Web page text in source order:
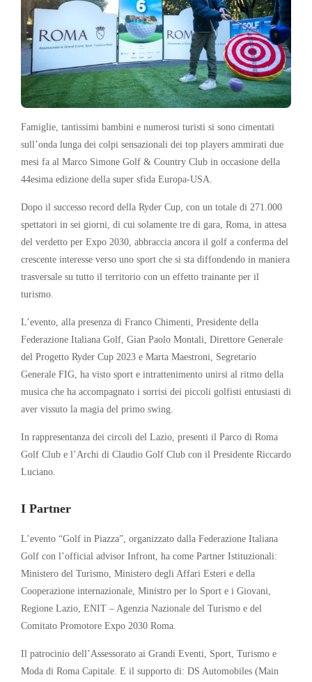
Famiglie, tantissimi bambini e numerosi turisti si sono cimentati
sull’onda lunga dei colpi sensazionali dei top players ammirati due
mesi fa al Marco Simone Golf & Country Club in occasione della
44esima edizione della super sfida Europa-USA.
Dopo il successo record della Ryder Cup, con un totale di 271.000
spettatori in sei giorni, di cui solamente tre di gara, Roma, in attesa
del verdetto per Expo 2030, abbraccia ancora il golf a conferma del
crescente interesse verso uno sport che si sta diffondendo in maniera
trasversale su tutto il territorio con un effetto trainante per il
turismo.
L’evento, alla presenza di Franco Chimenti, Presidente della
Federazione Italiana Golf, Gian Paolo Montali, Direttore Generale
del Progetto Ryder Cup 2023 e Marta Maestroni, Segretario
Generale FIG, ha visto sport e intrattenimento unirsi al ritmo della
musica che ha accompagnato i sorrisi dei piccoli golfisti entusiasti di
aver vissuto la magia del primo swing.
In rappresentanza dei circoli del Lazio, presenti il Parco di Roma
Golf Club e l’Archi di Claudio Golf Club con il Presidente Riccardo
Luciano.
I Partner
L’evento “Golf in Piazza”, organizzato dalla Federazione Italiana
Golf con l’official advisor Infront, ha come Partner Istituzionali:
Ministero del Turismo, Ministero degli Affari Esteri e della
Cooperazione internazionale, Ministro per lo Sport e i Giovani,
Regione Lazio, ENIT – Agenzia Nazionale del Turismo e del
Comitato Promotore Expo 2030 Roma.
Il patrocinio dell’Assessorato ai Grandi Eventi, Sport, Turismo e
Moda di Roma Capitale. E il supporto di: DS Automobiles (Main